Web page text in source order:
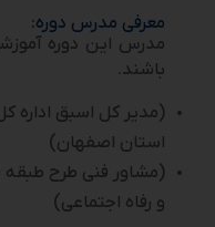
معرفی مدرس دوره:
مدرس این دوره
باشند.
(مدیر کل اسبق اداره
استان اصفهان)
(مشاور فنی طرح طبقه
و رفاه اجتماعی)